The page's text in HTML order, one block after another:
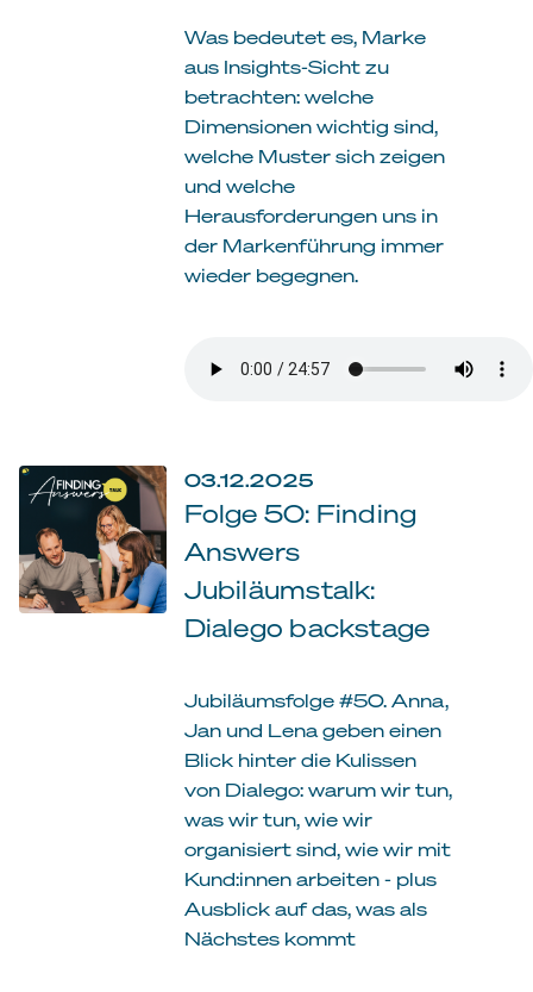
Was bedeutet es, Marke
aus Insights-Sicht zu
betrachten: welche
Dimensionen wichtig sind,
welche Muster sich zeigen
und welche
Herausforderungen uns in
der Markenführung immer
wieder begegnen.
03.12.2025
Folge 50: Finding
Answers
Jubiläumstalk:
Dialego backstage
Jubiläumsfolge #50. Anna,
Jan und Lena geben einen
Blick hinter die Kulissen
von Dialego: warum wir tun,
was wir tun, wie wir
organisiert sind, wie wir mit
Kund:innen arbeiten - plus
Ausblick auf das, was als
Nächstes kommt